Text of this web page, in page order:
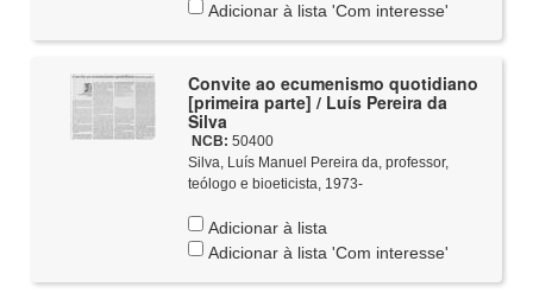
Adicionar à lista 'Com interesse'
Convite ao ecumenismo quotidiano
[primeira parte] / Luís Pereira da
Silva
NCB: 50400
Silva, Luís Manuel Pereira da, professor,
teólogo e bioeticista, 1973-
Adicionar à lista
Adicionar à lista 'Com interesse'